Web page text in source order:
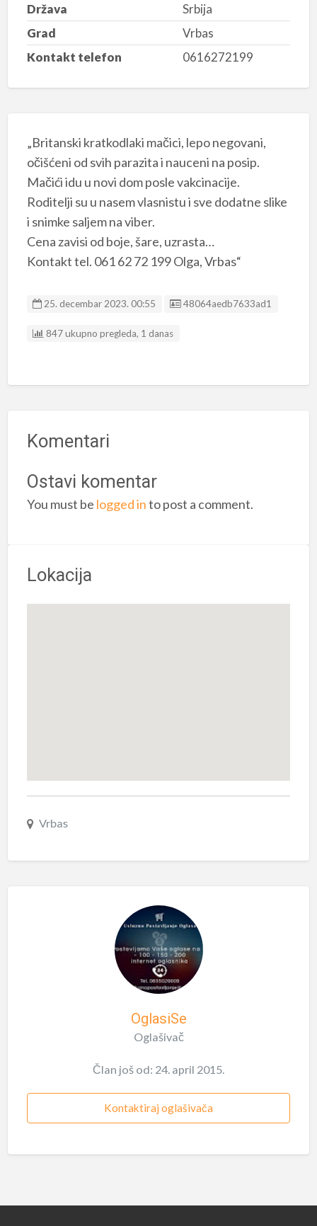
Država
Srbija
Grad
Vrbas
Kontakt telefon
0616272199
„Britanski kratkodlaki mačici, lepo negovani,
očišćeni od svih parazita i nauceni na posip.
Mačići idu u novi dom posle vakcinacije.
Roditelji su u nasem vlasnistu i sve dodatne slike
i snimke saljem na viber.
Cena zavisi od boje, šare, uzrasta…
Kontakt tel. 061 62 72 199 Olga, Vrbas“
25. decembar 2023. 00:55 Listing ID
48064aedb7633ad1
847 ukupno pregleda, 1 danas
Komentari
Ostavi komentar
You must be logged into post a comment.
Lokacija
Vrbas
OglasiSe
Oglašivač
Član još od: 24. april 2015.
Kontaktiraj oglašivača